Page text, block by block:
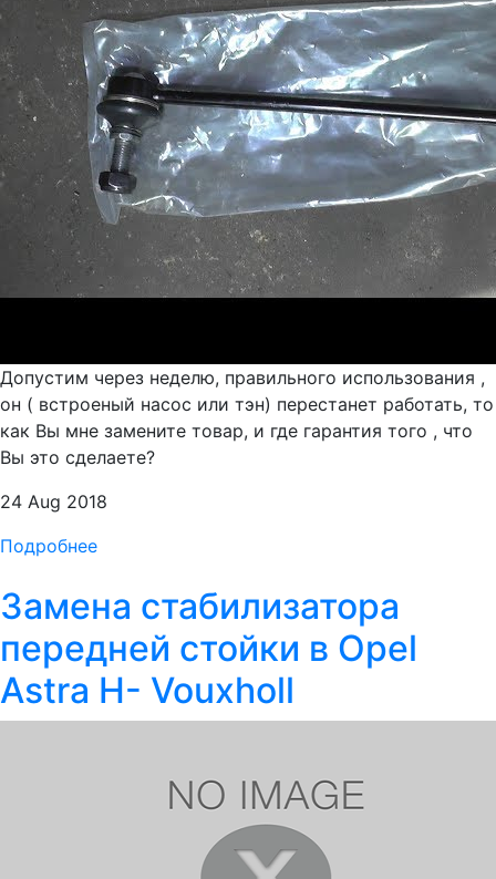
Допустим через неделю, правильного использования ,
он ( встроеный насос или тэн) перестанет работать, то
как Вы мне замените товар, и где гарантия того , что
Вы это сделаете?
24 Aug 2018
Подробнее
Замена стабилизатора
передней стойки в Opel
Astra H- Vouxholl